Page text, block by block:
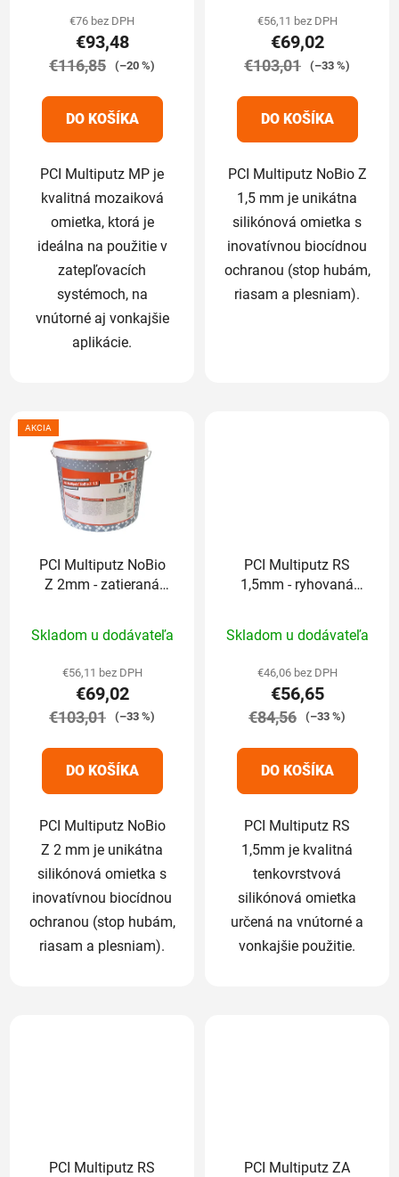
produktu
je
5,0
5
hviezdičiek.
€76 bez DPH
€93,48
€116,85 (–20 %)
DO KOŠÍKA
PCI Multiputz MP je
kvalitná mozaiková
omietka, ktorá je
ideálna na použitie v
zatepľovacích
systémoch, na
vnútorné aj vonkajšie
aplikácie.
produktu
je
4,8
5
hviezdičiek.
€56,11 bez DPH
€69,02
€103,01 (–33 %)
DO KOŠÍKA
PCI Multiputz NoBio Z
1,5 mm je unikátna
silikónová omietka s
inovatívnou biocídnou
ochranou (stop hubám,
riasam a plesniam).
AKCIA
PCI Multiputz NoBio
Z 2mm - zatieraná
hodnotenie
produktu
je
5,0
5
hviezdičiek.
Skladom u dodávateľa
€56,11 bez DPH
€69,02
€103,01 (–33 %)
DO KOŠÍKA
PCI Multiputz NoBio
Z 2 mm je unikátna
silikónová omietka s
inovatívnou biocídnou
ochranou (stop hubám,
riasam a plesniam).
PCI Multiputz RS
1,5mm - ryhovaná
hodnotenie
produktu
je
5,0
5
hviezdičiek.
Skladom u dodávateľa
€46,06 bez DPH
€56,65
€84,56 (–33 %)
DO KOŠÍKA
PCI Multiputz RS
1,5mm je kvalitná
tenkovrstvová
silikónová omietka
určená na vnútorné a
vonkajšie použitie.
PCI Multiputz RS PCI Multiputz ZA